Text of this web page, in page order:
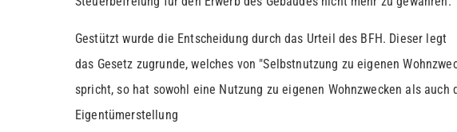
Gestützt wurde die Entscheidung durch das Urteil des BFH. Dieser legt
das Gesetz zugrunde, welches von "Selbstnutzung zu eigenen
spricht, so hat sowohl eine Nutzung zu eigenen Wohnzwecken als auch
Eigentümerstellung